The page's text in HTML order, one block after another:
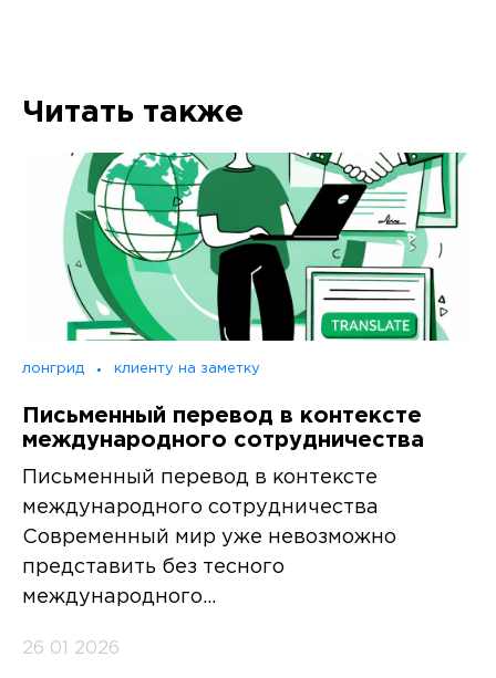
Читать также
лонгрид клиенту на заметку
Письменный перевод в контексте
международного сотрудничества
Письменный перевод в контексте
международного сотрудничества
Современный мир уже невозможно
представить без тесного
международного...
26 01 2026